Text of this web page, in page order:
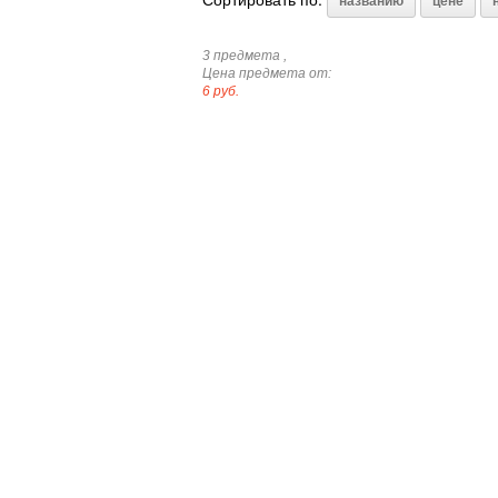
3 предмета ,
Цена предмета от:
6 руб.